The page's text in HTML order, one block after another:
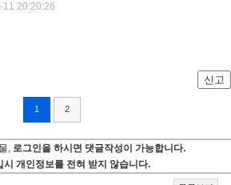
11 20:20:26
신고
1 2
, 로그인을 하시면 댓글작성이 가능합니다.
시 개인정보를 전혀 받지 않습니다.